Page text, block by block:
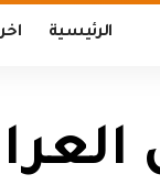
الرئيسية